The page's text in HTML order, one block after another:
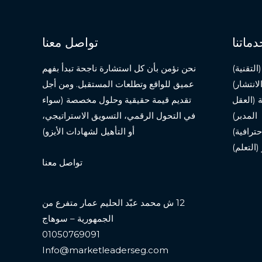
(العقل
المدبر)
تواصل معنا
نحن نؤمن بأن كل استشارة ناجحة تبدأ بفهم
عميق للواقع وتطلعات المستقبل. ومن أجل
تقديم قيمة حقيقية وحلول مخصصة (سواء
في التحول الرقمي، التسويق الاستراتيجي،
أو التأهيل لشهادات الأيزو)
تواصل معنا
12 ش محمد عبّد الحليم عمار متفرع من
الجمهورية – سوهاج
01050769091
Info@marketleaderseg.com